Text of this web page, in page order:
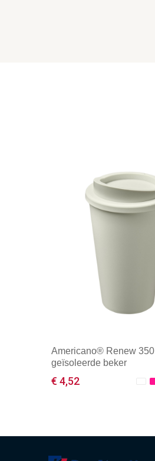
Americano®­­ Renew 350
geïsoleerde beker
€ 4,52